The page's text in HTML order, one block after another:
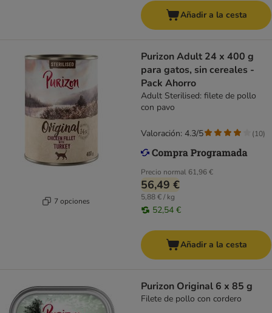
Añadir a la cesta
7 opciones
Purizon Adult 24 x 400 g
para gatos, sin cereales -
Pack Ahorro
Adult Sterilised: filete de pollo
con pavo
Precio normal 61,96 €
56,49 €
5,88 € / kg
52,54 €
Valoración: 4.3/5 (10)
Añadir a la cesta
Purizon Original 6 x 85 g
Filete de pollo con cordero